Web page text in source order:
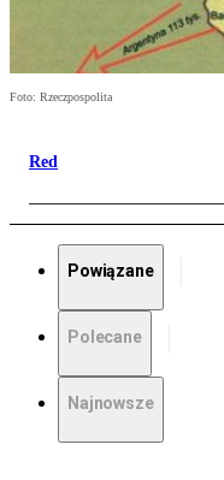
Foto: Rzeczpospolita
Red
Powiązane
Polecane
Najnowsze